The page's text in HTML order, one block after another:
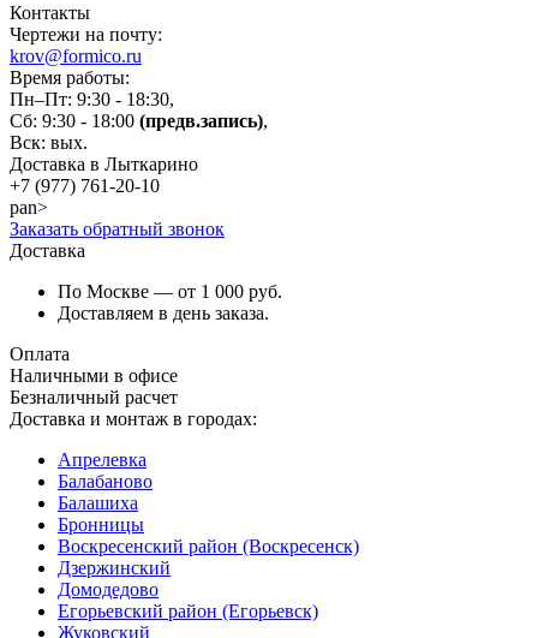
Контакты
Чертежи на почту:
krov@formico.ru
Время работы:
Пн–Пт: 9:30 - 18:30,
Сб: 9:30 - 18:00 (предв.запись),
Вск: вых.
Доставка в Лыткарино
+7 (977) 761-20-10
pan>
Заказать обратный звонок
Доставка
По Москве — от 1 000 руб.
Доставляем в день заказа.
Оплата
Наличными в офисе
Безналичный расчет
Доставка и монтаж в городах:
Апрелевка
Балабаново
Балашиха
Бронницы
Воскресенский район (Воскресенск)
Дзержинский
Домодедово
Егорьевский район (Егорьевск)
Жуковский